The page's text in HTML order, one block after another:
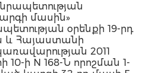
մասին»
օրենքի 19-րդ
և Հայաստանի
2011
ի N 168-Ն որոշման 1-